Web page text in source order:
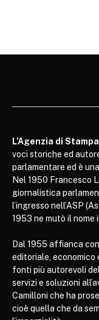
L’Agenzia di
voci storiche ed
parlamentare ed è
Nel 1950 Francesco
giornalistica
l’ingresso nell’ASP
1953 ne mutò il nome
Dal 1955 affianca
editoriale, economico
fonti più autorevoli
servizi e soluzioni
Camilloni che ha
cioè quella che da